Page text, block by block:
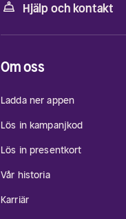
Hjälp och kontakt
Om oss
Ladda ner appen
Lös in kampanjkod
Lös in presentkort
Vår historia
Karriär